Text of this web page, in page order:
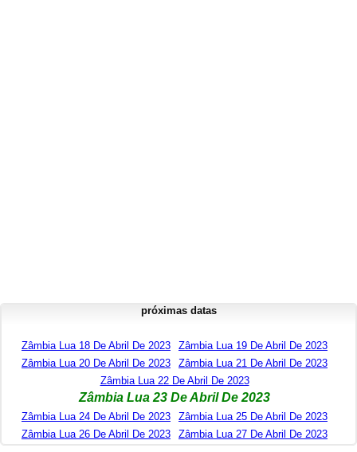
próximas datas
Zâmbia Lua 18 De Abril De 2023
Zâmbia Lua 19 De Abril De 2023
Zâmbia Lua 20 De Abril De 2023
Zâmbia Lua 21 De Abril De 2023
Zâmbia Lua 22 De Abril De 2023
Zâmbia Lua 23 De Abril De 2023
Zâmbia Lua 24 De Abril De 2023
Zâmbia Lua 25 De Abril De 2023
Zâmbia Lua 26 De Abril De 2023
Zâmbia Lua 27 De Abril De 2023